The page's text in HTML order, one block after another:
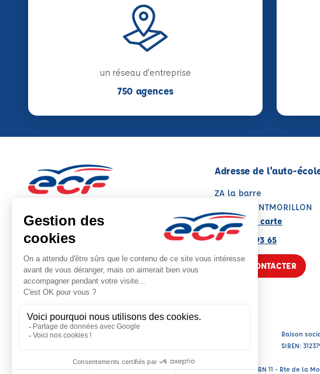
un réseau d'entreprise
750 agences
Adresse de l'auto-
ZA la barre
86500 MONTMORILLON
Voir sur la carte
05 49 08 93 65
NOUS CONTACTER
Raison
SIREN:
Siège social : RN 11 - Rte de la